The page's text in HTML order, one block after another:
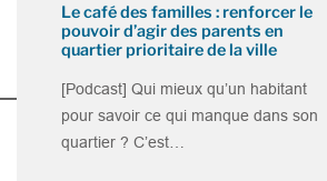
Le café des familles : renforcer le
pouvoir d’agir des parents en
quartier prioritaire de la ville
[Podcast] Qui mieux qu’un habitant
pour savoir ce qui manque dans son
quartier ? C’est…